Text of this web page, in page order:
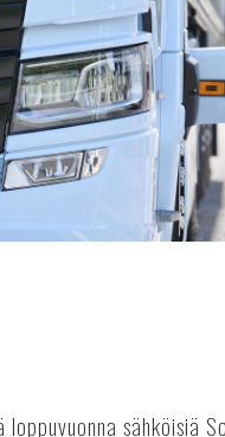
sähköisiä